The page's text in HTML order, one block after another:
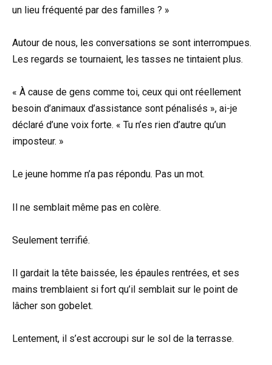
un lieu fréquenté par des familles ? »
Autour de nous, les conversations se sont interrompues.
Les regards se tournaient, les tasses ne tintaient plus.
« À cause de gens comme toi, ceux qui ont réellement
besoin d’animaux d’assistance sont pénalisés », ai-je
déclaré d’une voix forte. « Tu n’es rien d’autre qu’un
imposteur. »
Le jeune homme n’a pas répondu. Pas un mot.
Il ne semblait même pas en colère.
Seulement terrifié.
Il gardait la tête baissée, les épaules rentrées, et ses
mains tremblaient si fort qu’il semblait sur le point de
lâcher son gobelet.
Lentement, il s’est accroupi sur le sol de la terrasse.